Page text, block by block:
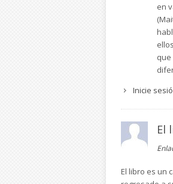
en
Inicie
El
El libro es un